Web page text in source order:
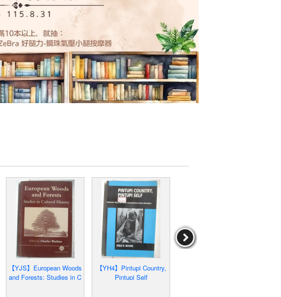
【YJS】European Woods
and Forests: Studies in C
【YH4】Pintupi Country,
Pintupi Self